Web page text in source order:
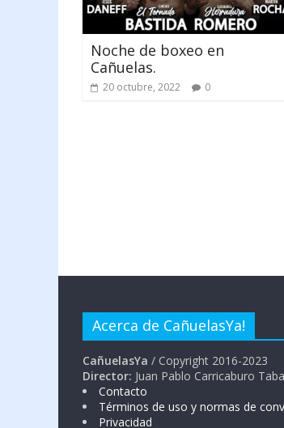
Noche de boxeo en
Cañuelas.
20 octubre, 2022 0
Acerca de CañuelasYa!
CañuelasYa / Copyright 2016-2023
Director: Juan Pablo Carricaburo
Contacto
Términos de uso y normas de
Privacidad